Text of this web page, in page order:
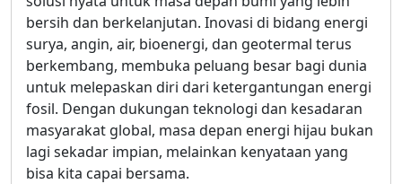
bersih dan berkelanjutan. Inovasi di bidang energi
surya, angin, air, bioenergi, dan geotermal terus
berkembang, membuka peluang besar bagi dunia
untuk melepaskan diri dari ketergantungan energi
fosil. Dengan dukungan teknologi dan kesadaran
masyarakat global, masa depan energi hijau bukan
lagi sekadar impian, melainkan kenyataan yang
bisa kita capai bersama.